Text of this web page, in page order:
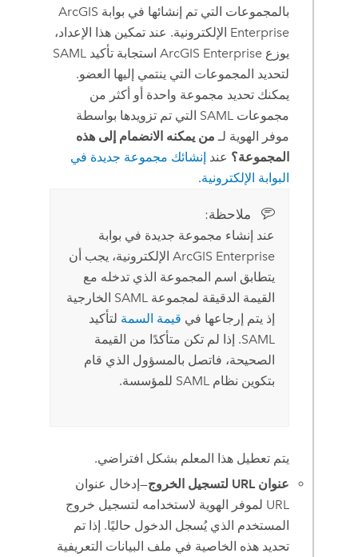
بالمجموعات التي تم إنشائها في بوابة ArcGIS
Enterprise الإلكترونية. عند تمكين هذا الإعداد،
يوزع ArcGIS Enterprise
استجابة تأكيد SAML
لتحديد المجموعات التي ينتمي إليها العضو.
يمكنك تحديد مجموعة واحدة أو أكثر من
مجموعات SAML التي تم تزويدها بواسطة
موفر الهوية لـ من يمكنه الانضمام إلى هذه
المجموعة؟ عند إنشائك مجموعة جديدة في
البوابة الإلكترونية.
ملاحظة:‏
عند إنشاء مجموعة جديدة في بوابة
ArcGIS Enterprise الإلكترونية، يجب أن
يتطابق اسم المجموعة الذي تدخله مع
القيمة الدقيقة لمجموعة SAML الخارجية
إذ يتم إرجاعها في قيمة السمة لتأكيد
SAML. إذا لم تكن متأكدًا من القيمة
الصحيحة، فاتصل بالمسؤول الذي قام
بتكوين نظام SAML للمؤسسة.
يتم تعطيل هذا المعلم بشكل افتراضي.
عنوان URL لتسجيل الخروج
—إدخال عنوان
URL لموفر الهوية لاستخدامه لتسجيل خروج
المستخدم الذي يُسجل الدخول حاليًا. إذا تم
تحديد هذه الخاصية في ملف البيانات التعريفية